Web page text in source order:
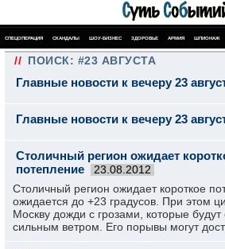
СПЕЦОПЕРАЦИЯ СКАНДАЛЫ ШОУ-БИЗНЕС ЗДОРОВЬЕ АРМИЯ ШПИОНАЖ
// ПОИСК: #23 АВГУСТА
Главные новости к вечеру 23
Главные новости к вечеру 23
Столичный регион ожидает
потепление
23.08.2012
Столичный регион ожидает короткое
ожидается до +23 градусов. При этом
Москву дожди с грозами, которые будут
сильным ветром. Его порывы могут